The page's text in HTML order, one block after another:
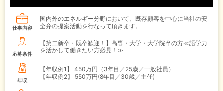
仕事内容
国内外のエネルギー分野において、既存顧客を中心に当社の安
全弁の提案活動を行なって頂きます。
応募条件
【第二新卒・既卒歓迎！】高専・大学・大学院卒の方≪語学力
を活かして働きたい方必見！≫
年収
【年収例1】
450万円（3年目／25歳／一般社員）
【年収例2】
550万円(8年目／30歳／主任)